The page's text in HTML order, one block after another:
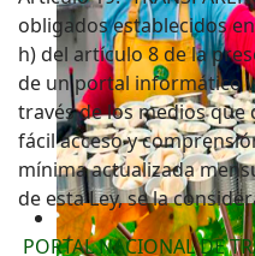
obligados establecidos
h) del artículo 8 de la
de un portal informático
través de los medios que
fácil acceso y
mínima actualizada
de esta Ley, se la
PORTAL NACIONAL DE